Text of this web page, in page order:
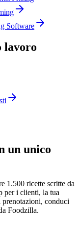
Software
lavoro
un unico
1.500 ricette scritte da
per i clienti, la tua
conduci
Foodzilla.